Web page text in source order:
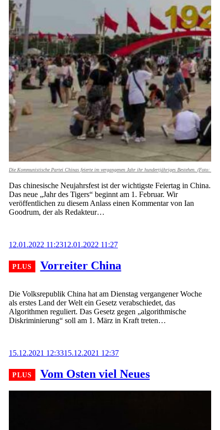
Die Kommunistische Partei Chinas feierte im vergangenen Jahr ihr hundertjähriges Bestehen. (Foto:
Das chinesische Neujahrsfest ist der wichtigste Feiertag in China.
Das neue „Jahr des Tigers“ beginnt am 1. Februar. Wir
veröffentlichen zu diesem Anlass einen Kommentar von Ian
Goodrum, der als Redakteur…
Vorreiter China
12.01.2022 11:2312.01.2022 11:27
Die Volksrepublik China hat am Dienstag vergangener Woche
als erstes Land der Welt ein Gesetz verabschiedet, das
Algorithmen reguliert. Das Gesetz gegen „algorithmische
Diskriminierung“ soll am 1. März in Kraft treten…
Vom Osten viel Neues
15.12.2021 12:3315.12.2021 12:37